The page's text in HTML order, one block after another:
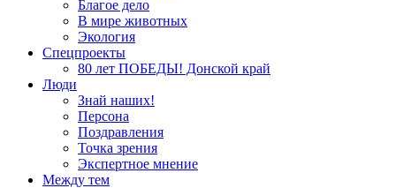
Благое дело
В мире животных
Экология
Спецпроекты
80 лет ПОБЕДЫ! Донской край
Люди
Знай наших!
Персона
Поздравления
Точка зрения
Экспертное мнение
Между тем